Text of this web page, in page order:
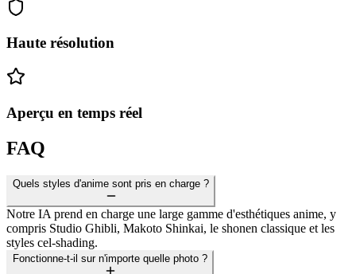
Haute résolution
Aperçu en temps réel
FAQ
Quels styles d'anime sont pris en charge ?
Notre IA prend en charge une large gamme d'esthétiques anime, y
compris Studio Ghibli, Makoto Shinkai, le shonen classique et les
styles cel-shading.
Fonctionne-t-il sur n'importe quelle photo ?